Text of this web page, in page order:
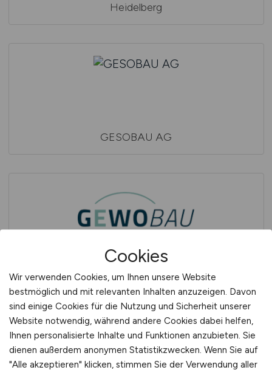
Heidelberg
GESOBAU AG
der Stadt Erlangen mbH
Cookies
Wir verwenden Cookies, um Ihnen unsere Website
bestmöglich und mit relevanten Inhalten anzuzeigen. Davon
sind einige Cookies für die Nutzung und Sicherheit unserer
Website notwendig, während andere Cookies dabei helfen,
Ihnen personalisierte Inhalte und Funktionen anzubieten. Sie
dienen außerdem anonymen Statistikzwecken. Wenn Sie auf
"Alle akzeptieren" klicken, stimmen Sie der Verwendung aller